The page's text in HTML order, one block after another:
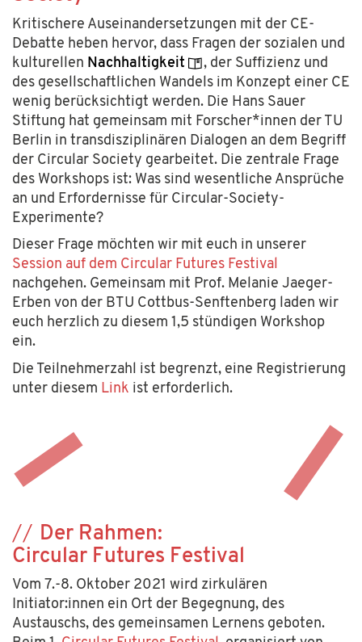
Kritischere Auseinandersetzungen mit der CE-
Debatte heben hervor, dass Fragen der sozialen und
kulturellen Nachhaltigkeit
, der Suffizienz und
des gesellschaftlichen Wandels im Konzept einer CE
wenig berücksichtigt werden. Die Hans Sauer
Stiftung hat gemeinsam mit Forscher*innen der TU
Berlin in transdisziplinären Dialogen an dem Begriff
der Circular Society gearbeitet. Die zentrale Frage
des Workshops ist: Was sind wesentliche Ansprüche
an und Erfordernisse für Circular-Society-
Experimente?
Dieser Frage möchten wir mit euch in unserer
Session auf dem Circular Futures Festival
nachgehen. Gemeinsam mit Prof. Melanie Jaeger-
Erben von der BTU Cottbus-Senftenberg laden wir
euch herzlich zu diesem 1,5 stündigen Workshop
ein.
Die Teilnehmerzahl ist begrenzt, eine Registrierung
unter diesem Link ist erforderlich.
Der Rahmen:
Circular Futures Festival
Vom 7.-8. Oktober 2021 wird zirkulären
Initiator:innen ein Ort der Begegnung, des
Austauschs, des gemeinsamen Lernens geboten.